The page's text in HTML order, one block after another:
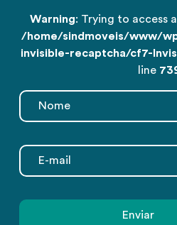
Warning: Trying to access
/home/sindmoveis/www/
invisible-recaptcha/cf7-
line